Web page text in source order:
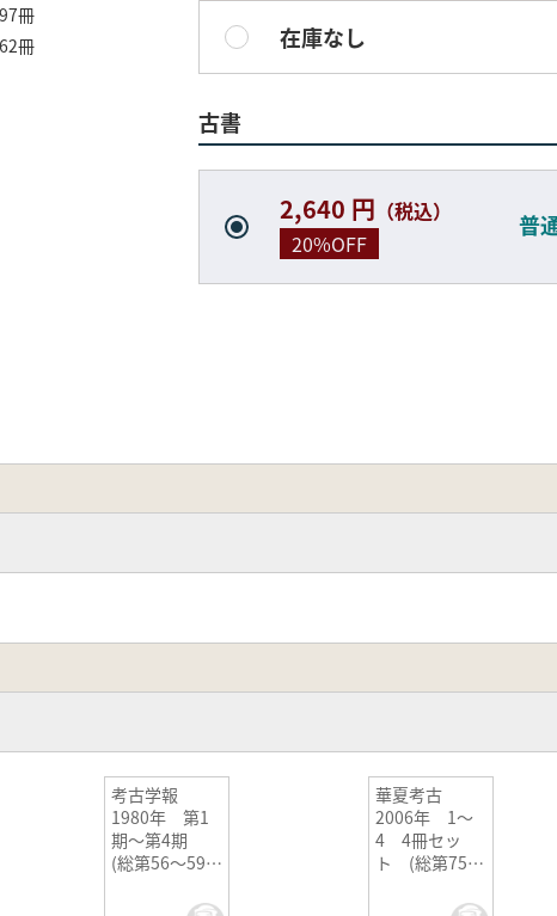
冊
冊 在庫なし
古書
2,640 円 （税込）
20%OFF
普
考古学報
1980年 第1
期〜第4期
(総第56〜59
華夏考古
2006年 1〜
4 4冊セッ
ト (総第75〜